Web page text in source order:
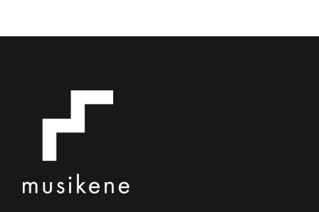
10:00 – 11:45 h. Clases individuales para el alumnado de